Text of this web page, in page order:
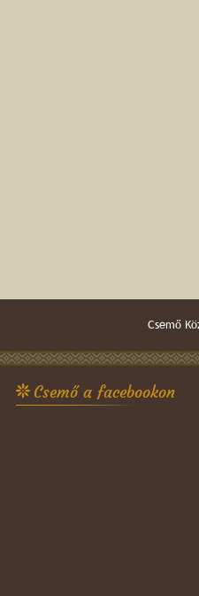
Csemő
Csemő a facebookon